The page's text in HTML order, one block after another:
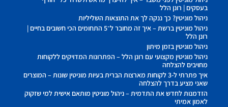
בעסקים | רונן הלל
ניהול מוניטין? כך ננקה לך את התוצאות השליליות
ניהול מוניטין ברשת – איך זה מחובר ל־5 התחומים הכי חשובים בחיים |
רונן הלל
ניהול מוניטין בזמן מיתון
ניהול מוניטין מקצועי עם רונן הלל – הפתרונות המדויקים ללקוחות
מחויבים להצלחה
איך פתרתי ל-3 לקוחות מארצות הברית בעיות מוניטין שונות – המוצרים
שאני מציע בדרך להצלחה
הזדמנות לחדש את התדמית – ניהול מוניטין מותאם אישית למי שזקוק
לאמון אמיתי